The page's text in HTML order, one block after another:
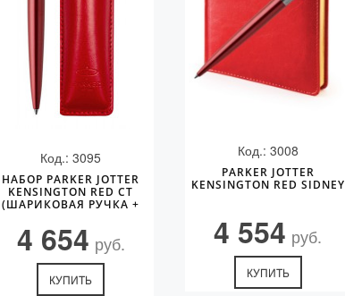
Код.: 3095
НАБОР PARKER JOTTER
KENSINGTON RED CT
(ШАРИКОВАЯ РУЧКА +
4 654 руб.
КУПИТЬ
Код.: 3008
PARKER JOTTER
KENSINGTON RED SIDNEY
4 554 руб.
КУПИТЬ